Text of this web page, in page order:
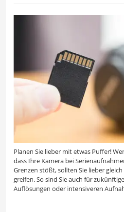
Planen Sie lieber mit etwas Puffer!
dass Ihre Kamera bei
Grenzen stößt, sollten Sie lieber
greifen. So sind Sie auch für
Auflösungen oder intensiveren